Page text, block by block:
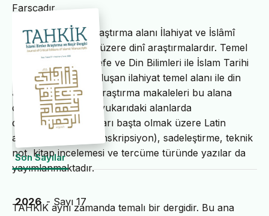
Farsçadır.
TAHKİK’in temel araştırma alanı İlahiyat ve İslâmî
ilimler başta olmak üzere dinî araştırmalardır. Temel
İslam Bilimleri, Felsefe ve Din Bilimleri ile İslam Tarihi
ve Sanatları’ndan oluşan ilahiyat temel alanı ile din
alanındaki bilimsel araştırma makaleleri bu alana
dâhildir. TAHKİK’te yukarıdaki alanlarda
değerlendirme yazıları başta olmak üzere Latin
alfabesine nakil (transkripsiyon), sadeleştirme, teknik
not, kitap incelemesi ve tercüme türünde yazılar da
yayımlanmaktadır.
TAHKİK aynı zamanda temalı bir dergidir. Bu ana
Son Sayılar
2026 - Sayı 17